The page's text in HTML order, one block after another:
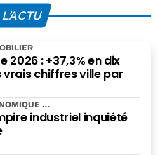
2026 : +37,3% en dix
vrais chiffres ville par
industriel inquiété